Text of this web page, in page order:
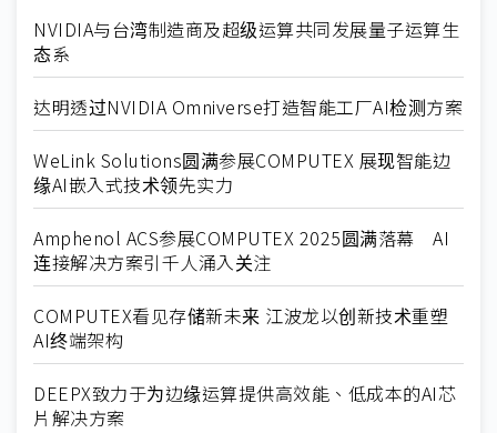
NVIDIA与台湾制造商及超级运算共同发展量子运算生
态系
达明透过NVIDIA Omniverse打造智能工厂AI检测方案
WeLink Solutions圆满参展COMPUTEX 展现智能边
缘AI嵌入式技术领先实力
Amphenol ACS参展COMPUTEX 2025圆满落幕 AI
连接解决方案引千人涌入关注
COMPUTEX看见存储新未来 江波龙以创新技术重塑
AI终端架构
DEEPX致力于为边缘运算提供高效能、低成本的AI芯
片解决方案